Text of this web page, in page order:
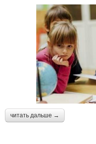
читать дальше →